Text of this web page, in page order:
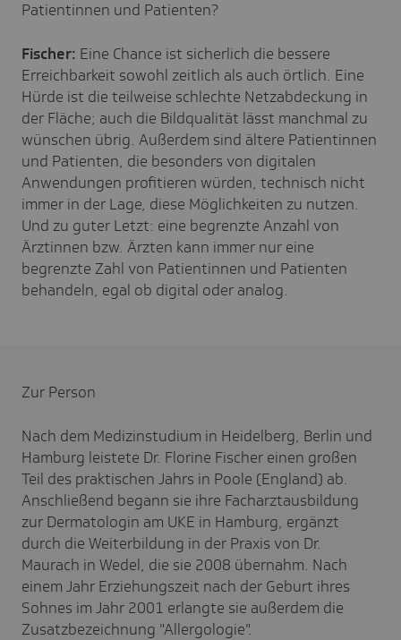
Patientinnen und Patienten?
Fischer: Eine Chance ist sicherlich die bessere
Erreichbarkeit sowohl zeitlich als auch örtlich. Eine
Hürde ist die teilweise schlechte Netzabdeckung in
der Fläche; auch die Bildqualität lässt manchmal zu
wünschen übrig. Außerdem sind ältere Patientinnen
und Patienten, die besonders von digitalen
Anwendungen profitieren würden, technisch nicht
immer in der Lage, diese Möglichkeiten zu nutzen.
Und zu guter Letzt: eine begrenzte Anzahl von
Ärztinnen bzw. Ärzten kann immer nur eine
begrenzte Zahl von Patientinnen und Patienten
behandeln, egal ob digital oder analog.
Zur Person
Nach dem Medizinstudium in Heidelberg, Berlin und
Hamburg leistete Dr. Florine Fischer einen großen
Teil des praktischen Jahrs in Poole (England) ab.
Anschließend begann sie ihre Facharztausbildung
zur Dermatologin am UKE in Hamburg, ergänzt
durch die Weiterbildung in der Praxis von Dr.
Maurach in Wedel, die sie 2008 übernahm. Nach
einem Jahr Erziehungszeit nach der Geburt ihres
Sohnes im Jahr 2001 erlangte sie außerdem die
Zusatzbezeichnung "Allergologie".